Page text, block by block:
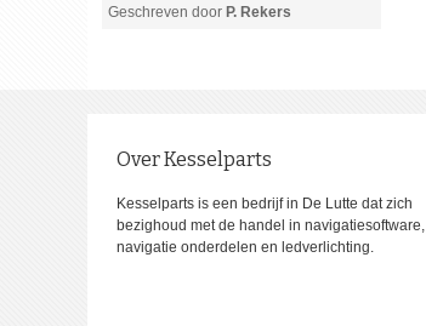
Geschreven door P. Rekers
Over Kesselparts
Kesselparts is een bedrijf in De Lutte dat zich
bezighoud met de handel in navigatiesoftware,
navigatie onderdelen en ledverlichting.